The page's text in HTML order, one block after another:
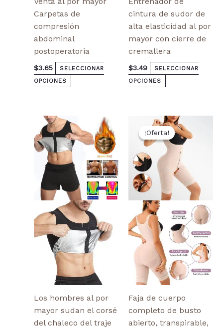
Carpetas de
compresión
abdominal
postoperatoria
$3.65
SELECCIONAR
OPCIONES
cintura de sudor de
alta elasticidad al por
mayor con cierre de
cremallera
$3.49
SELECCIONAR
OPCIONES
Los hombres al por
mayor sudan el corsé
del chaleco del traje
Este
producto
tiene
múltiples
variantes.
Las
opciones
se
pueden
elegir
en
página
de
producto
¡Oferta!
¡Oferta!
Faja de cuerpo
completo de busto
abierto, transpirable,
El
precio
original
era:
$15.80.
El
precio
actual
es:
$13.00.
Este
producto
tiene
múltiples
variantes.
Las
opciones
se
pueden
elegir
en
la
página
de
producto